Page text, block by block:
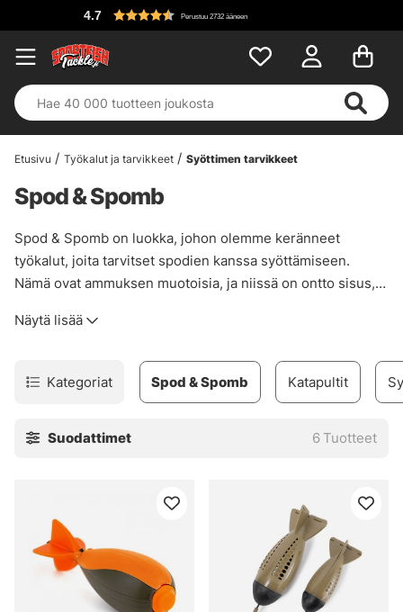
4.7 Perustuu 2732 ääneen
Etusivu Työkalut ja tarvikkeet Syöttimen tarvikkeet
Spod & Spomb
Spod & Spomb on luokka, johon olemme keränneet
työkalut, joita tarvitset spodien kanssa syöttämiseen.
Nämä ovat ammuksen muotoisia, ja niissä on ontto sisus,
pinnalle, sisältö vapautuu ja pohjapainesyötti tai boilies
syötettyä tarkasti pitkältä etäisyydeltä. Meiltä voit valita
erikokoisia spodeja ja spombeja suosituista malleista,
Näytä lisää
Kategoriat Katapultit
Spod & Spomb
Suodattimet 6 Tuotteet